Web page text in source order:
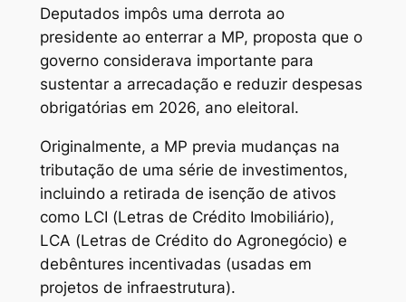
Deputados impôs uma derrota ao
presidente ao enterrar a MP, proposta que o
governo considerava importante para
sustentar a arrecadação e reduzir despesas
obrigatórias em 2026, ano eleitoral.
Originalmente, a MP previa mudanças na
tributação de uma série de investimentos,
incluindo a retirada de isenção de ativos
como LCI (Letras de Crédito Imobiliário),
LCA (Letras de Crédito do Agronegócio) e
debêntures incentivadas (usadas em
projetos de infraestrutura).